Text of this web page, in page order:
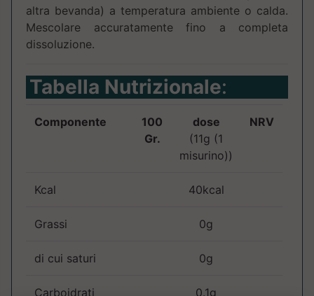
altra bevanda) a temperatura ambiente o calda.
Mescolare accuratamente fino a completa
dissoluzione.
Tabella Nutrizionale:
Componente
100
Gr.
dose
(11g (1
misurino))
NRV
Kcal 40kcal
Grassi 0g
di cui saturi 0g
Carboidrati 0.1g